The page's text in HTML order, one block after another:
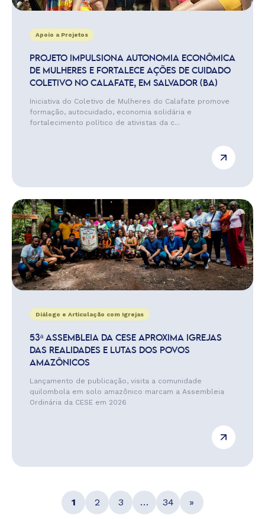
Apoio a Projetos
PROJETO IMPULSIONA AUTONOMIA ECONÔMICA
DE MULHERES E FORTALECE AÇÕES DE CUIDADO
COLETIVO NO CALAFATE, EM SALVADOR (BA)
Iniciativa do Coletivo de Mulheres do Calafate promove
formação, autocuidado, economia solidária e
fortalecimento político de ativistas da c...
Diálogo e Articulação com Igrejas
53ª ASSEMBLEIA DA CESE APROXIMA IGREJAS
DAS REALIDADES E LUTAS DOS POVOS
AMAZÔNICOS
Lançamento de publicação, visita a comunidade
quilombola em solo amazônico marcam a Assembleia
Ordinária da CESE em 2026
1 2 3 … 34 »